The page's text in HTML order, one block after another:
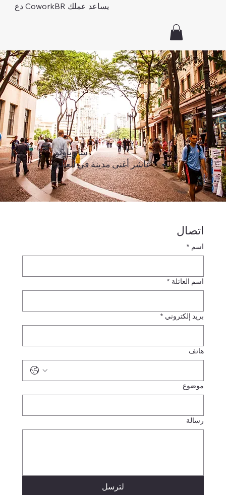
دع CoworkBR يساعد عملك
ساو باولو
عاشر أغنى مدينة في العالم
اتصال
اسم *
اسم العائلة *
بريد إلكتروني *
هاتف
موضوع
رسالة
لترسل